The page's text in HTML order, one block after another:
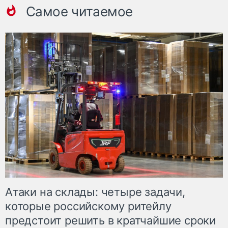
Самое читаемое
Атаки на склады: четыре задачи,
которые российскому ритейлу
предстоит решить в кратчайшие сроки